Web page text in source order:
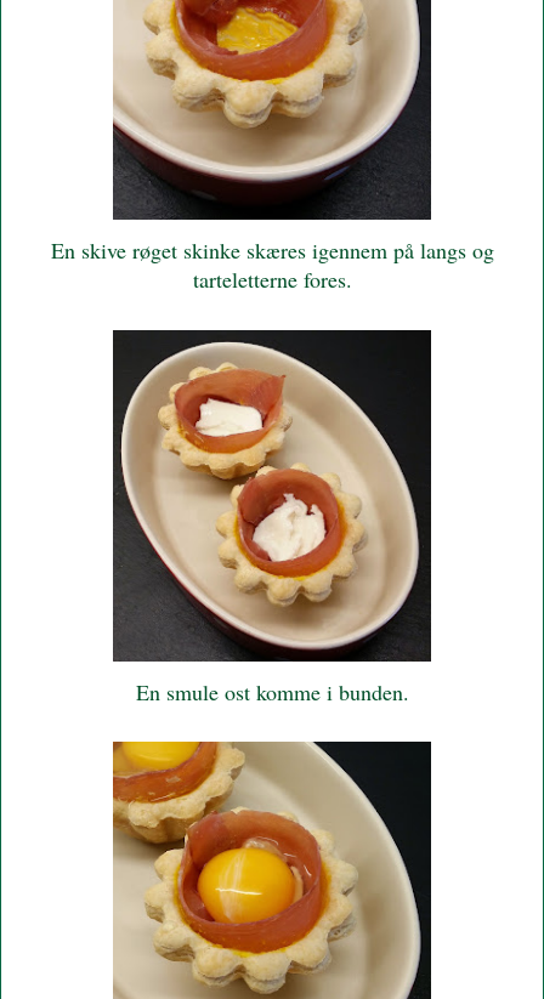
En skive røget skinke skæres igennem på langs og
tarteletterne fores.
En smule ost komme i bunden.